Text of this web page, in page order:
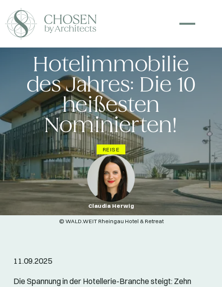
Hotelimmobilie
des Jahres: Die 10
heißesten
Nominierten!
REISE
Claudia Herwig
© WALD.WEIT Rheingau Hotel & Retreat
11.09.2025
Die Spannung in der Hotellerie-Branche steigt: Zehn